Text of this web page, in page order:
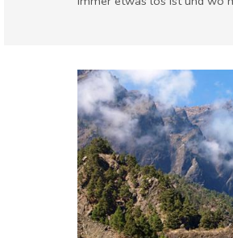
Museen & Kunst